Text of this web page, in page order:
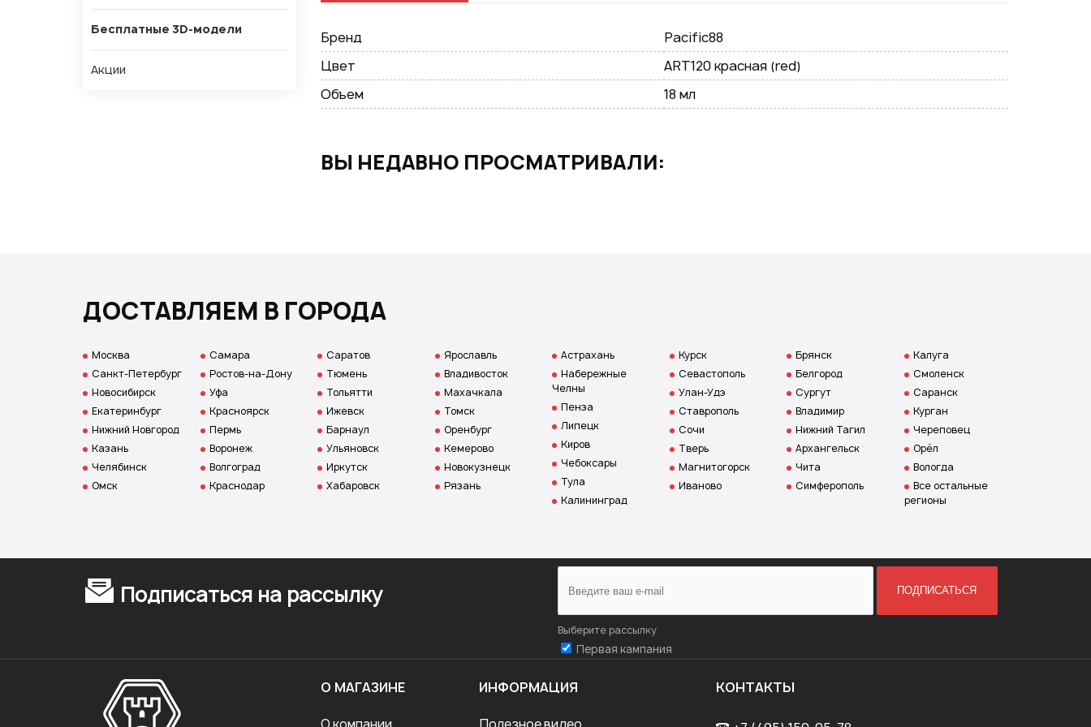
Бесплатные 3D-модели
Акции
Бренд
Pacific88
Цвет
ART120 красная (red)
Объем
18 мл
Подписаться на новые
возможности
ВЫ НЕДАВНО ПРОСМАТРИВАЛИ:
ДОСТАВЛЯЕМ В ГОРОДА
Москва
Санкт-Петербург
Новосибирск
Екатеринбург
Нижний Новгород
Казань
Челябинск
Омск
Самара
Ростов-на-Дону
Уфа
Красноярск
Пермь
Воронеж
Волгоград
Краснодар
Саратов
Тюмень
Тольятти
Ижевск
Барнаул
Ульяновск
Иркутск
Хабаровск
Ярославль
Владивосток
Махачкала
Томск
Оренбург
Кемерово
Новокузнецк
Рязань
Астрахань
Набережные
Челны
Пенза
Липецк
Киров
Чебоксары
Тула
Калининград
Курск
Севастополь
Улан-Удэ
Ставрополь
Сочи
Тверь
Магнитогорск
Иваново
Брянск
Белгород
Сургут
Владимир
Нижний Тагил
Архангельск
Чита
Симферополь
Калуга
Смоленск
Саранск
Курган
Череповец
Орёл
Вологда
Все остальные
регионы
Подписаться на рассылку ПОДПИСАТЬСЯ
Выберите рассылку
Первая кампания
О МАГАЗИНЕ ИНФОРМАЦИЯ КОНТАКТЫ